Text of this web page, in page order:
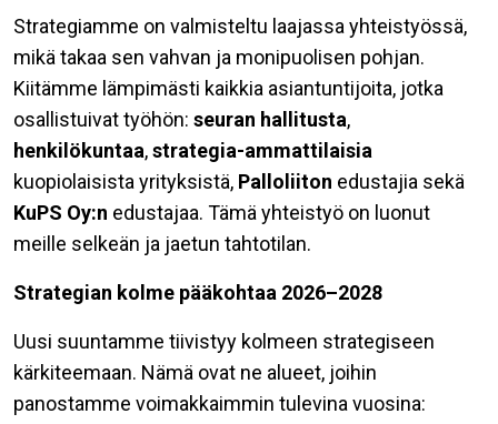
Strategiamme on valmisteltu laajassa yhteistyössä,
mikä takaa sen vahvan ja monipuolisen pohjan.
Kiitämme lämpimästi kaikkia asiantuntijoita, jotka
osallistuivat työhön: seuran hallitusta,
henkilökuntaa,strategia-ammattilaisia
kuopiolaisista yrityksistä, Palloliiton edustajia sekä
KuPS Oy:n edustajaa. Tämä yhteistyö on luonut
meille selkeän ja jaetun tahtotilan.
Strategian kolme pääkohtaa 2026–2028
Uusi suuntamme tiivistyy kolmeen strategiseen
kärkiteemaan. Nämä ovat ne alueet, joihin
panostamme voimakkaimmin tulevina vuosina: